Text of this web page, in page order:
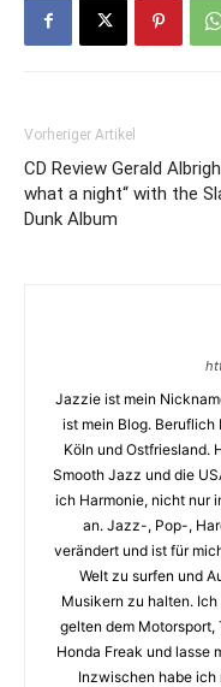
Vorheriger Artikel
CD Review Gerald
what a night“ with the
Dunk Album
Jazzie ist mein
ist mein Blog. Beruflich
Köln und Ostfriesland.
Smooth Jazz und die
ich Harmonie, nicht nur
an. Jazz-, Pop-,
verändert und ist für
Welt zu surfen und
Musikern zu halten. Ich
gelten dem Motorsport,
Honda Freak und lasse
Inzwischen habe ich